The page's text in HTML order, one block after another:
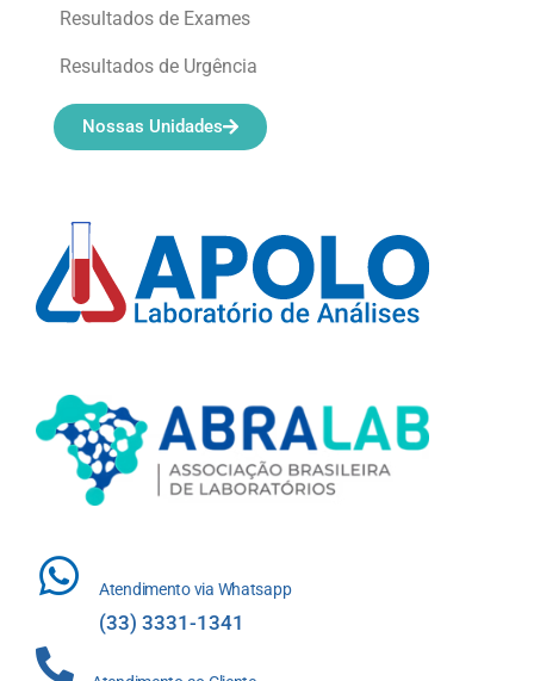
Atendimento via Whatsapp
(33) 3331-1341
Resultados de Exames
Resultados de Urgência
Nossas Unidades